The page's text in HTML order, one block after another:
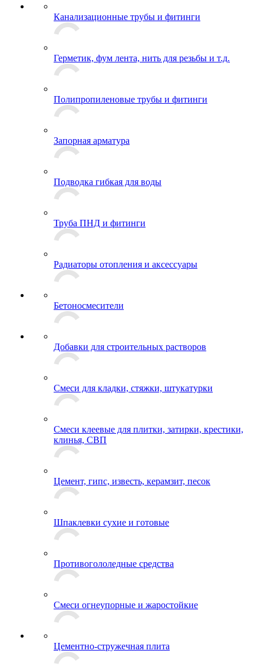
Канализационные трубы и фитинги
Герметик, фум лента, нить для резьбы и т.д.
Полипропиленовые трубы и фитинги
Запорная арматура
Подводка гибкая для воды
Труба ПНД и фитинги
Радиаторы отопления и аксессуары
Бетоносмесители
Добавки для строительных растворов
Смеси для кладки, стяжки, штукатурки
Смеси клеевые для плитки, затирки, крестики,
клинья, СВП
Цемент, гипс, известь, керамзит, песок
Шпаклевки сухие и готовые
Противогололедные средства
Смеси огнеупорные и жаростойкие
Цементно-стружечная плита